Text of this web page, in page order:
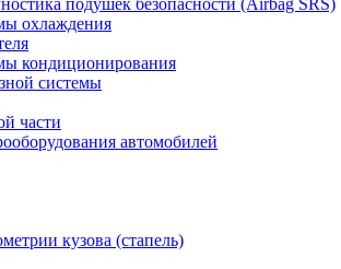
подушек безопасности (Airbag SRS)
охлаждения
кондиционирования
системы
части
автомобилей
кузова (стапель)